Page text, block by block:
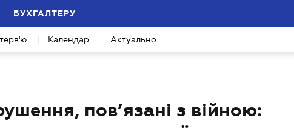
БУХГАЛТЕРУ
Календар Актуально
пов’язані з війною: